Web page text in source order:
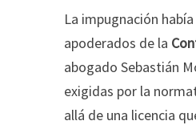
La impugnación
apoderados de la
abogado Sebastián
exigidas por la
allá de una licencia